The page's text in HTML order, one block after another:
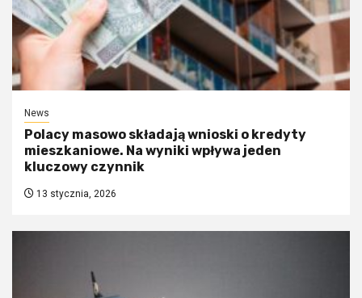
News
Polacy masowo składają wnioski o kredyty
mieszkaniowe. Na wyniki wpływa jeden
kluczowy czynnik
13 stycznia, 2026